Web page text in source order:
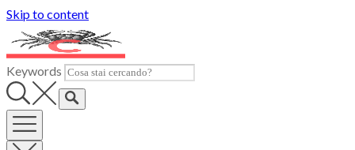
Skip to content
Keywords